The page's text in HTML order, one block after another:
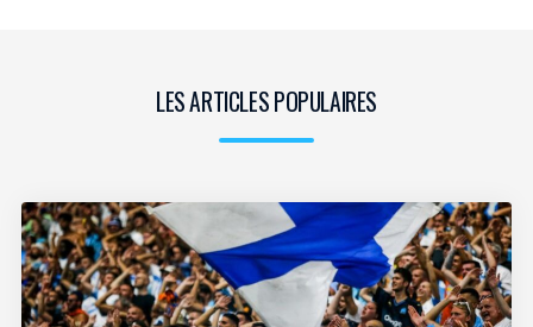
LES ARTICLES POPULAIRES